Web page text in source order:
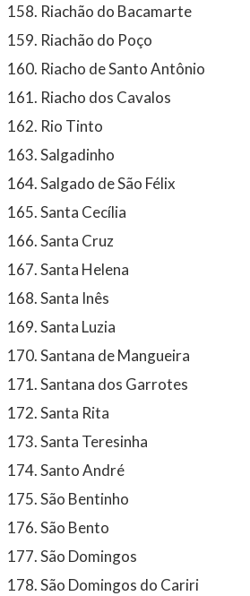
Riachão do Bacamarte
Riachão do Poço
Riacho de Santo Antônio
Riacho dos Cavalos
Rio Tinto
Salgadinho
Salgado de São Félix
Santa Cecília
Santa Cruz
Santa Helena
Santa Inês
Santa Luzia
Santana de Mangueira
Santana dos Garrotes
Santa Rita
Santa Teresinha
Santo André
São Bentinho
São Bento
São Domingos
São Domingos do Cariri